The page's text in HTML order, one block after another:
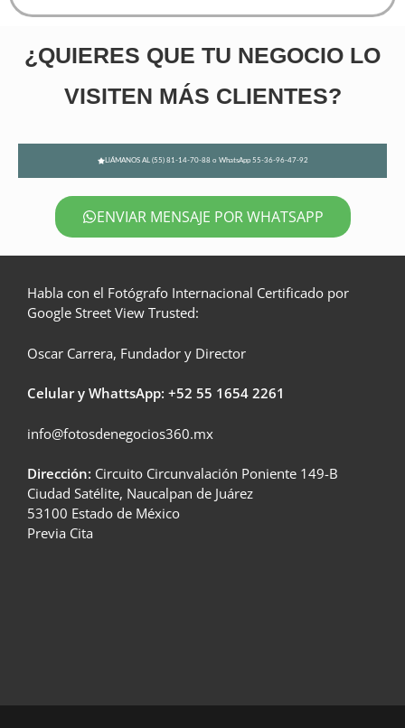
¿QUIERES QUE TU NEGOCIO LO
VISITEN MÁS CLIENTES?
LlÁMANOS AL (55) 81-14-70-88 o WhatsApp 55-36-96-47-92
ENVIAR MENSAJE POR WHATSAPP
Habla con el Fotógrafo Internacional Certificado por
Google Street View Trusted:
Oscar Carrera, Fundador y Director
Celular y WhattsApp: +52 55 1654 2261
info@fotosdenegocios360.mx
Dirección: Circuito Circunvalación Poniente 149-B
Ciudad Satélite, Naucalpan de Juárez
53100 Estado de México
Previa Cita